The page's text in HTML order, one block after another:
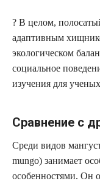
? В целом,
адаптивным
экологическом
социальное
изучения для
Сравнение с
Среди видов
mungo) занимает
особенностями. Он